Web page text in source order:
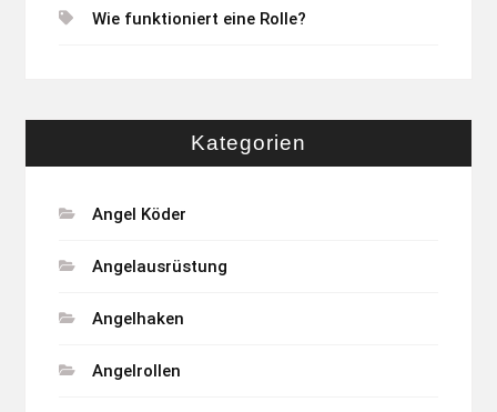
Wie funktioniert eine Rolle?
Kategorien
Angel Köder
Angelausrüstung
Angelhaken
Angelrollen